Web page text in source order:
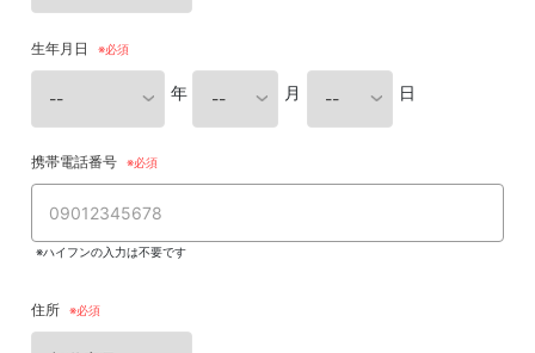
生年月日
年 月 日
携帯電話番号
※ハイフンの入力は不要です
住所